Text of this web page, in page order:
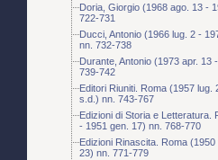
Doria, Giorgio (1968 ago. 13 -
722-731
Ducci, Antonio (1966 lug. 2 -
nn. 732-738
Durante, Antonio (1973 apr. 13
739-742
Editori Riuniti. Roma (1957 lug.
s.d.) nn. 743-767
Edizioni di Storia e Letteratura.
- 1951 gen. 17) nn. 768-770
Edizioni Rinascita. Roma (1950
23) nn. 771-779